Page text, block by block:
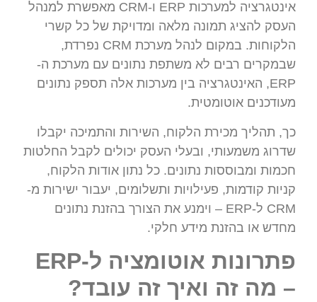
אינטגרציה למערכות ERP ו-CRM מאפשרת למנהל
העסק להציג תמונה מלאה ומדויקת של כל קשרי
הלקוחות. במקום לנהל מערכת CRM נפרדת,
שבמקרים רבים לא משתפת נתונים עם מערכת ה-
ERP, האינטגרציה בין מערכות אלה תספק נתונים
מעודכנים אוטומטית.
כך, תהליך מכירת הלקוח, השירות והתמיכה יקבלו
שדרוג משמעותי, ובעלי העסק יכולים לקבל החלטות
חכמות ומבוססות נתונים. כל נתון אודות הלקוח,
קניות קודמות, פעילויות ותשלומים, יעבור ישירות מ-
CRM ל-ERP – וימנע את הצורך בהזנת נתונים
מחדש או בהזנת מידע חלקי.
פתרונות אוטומציה ל-ERP
– מה זה ואיך זה עובד?